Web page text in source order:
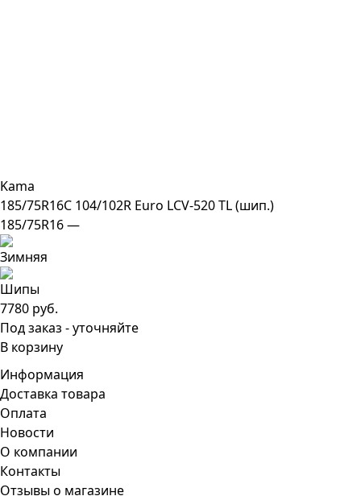
Kama
185/75R16C 104/102R Euro LCV-520 TL (шип.)
185/75R16 —
7780 руб.
Под заказ - уточняйте
В корзину
Информация
Доставка товара
Оплата
Новости
О компании
Контакты
Отзывы о магазине